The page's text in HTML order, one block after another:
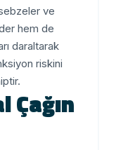
ve
hem de
daraltarak
riskini